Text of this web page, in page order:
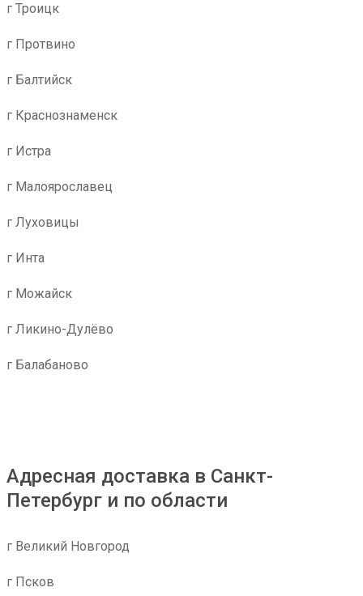
г Троицк
г Протвино
г Балтийск
г Краснознаменск
г Истра
г Малоярославец
г Луховицы
г Инта
г Можайск
г Ликино-Дулёво
г Балабаново
Адресная доставка в Санкт-
Петербург и по области
г Великий Новгород
г Псков